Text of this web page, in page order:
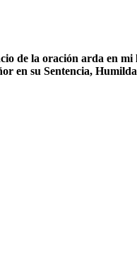
de la oración arda en
en su Sentencia,